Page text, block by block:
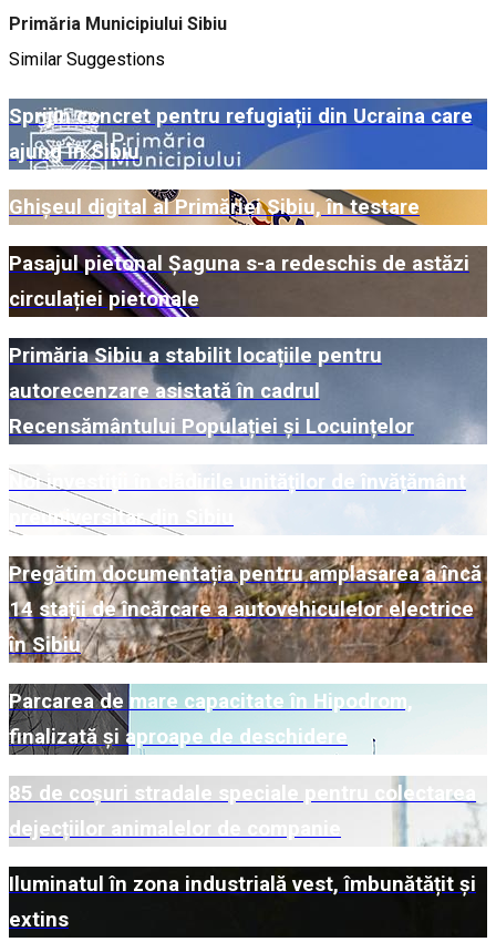
Primăria Municipiului Sibiu
Similar Suggestions
Sprijin concret pentru refugiații din Ucraina care
ajung în Sibiu
Ghișeul digital al Primăriei Sibiu, în testare
Pasajul pietonal Șaguna s-a redeschis de astăzi
circulației pietonale
Primăria Sibiu a stabilit locațiile pentru
autorecenzare asistată în cadrul
Recensământului Populației și Locuințelor
Noi investiții în clădirile unităților de învățământ
preuniversitar din Sibiu
Pregătim documentația pentru amplasarea a încă
14 stații de încărcare a autovehiculelor electrice
în Sibiu
Parcarea de mare capacitate în Hipodrom,
finalizată și aproape de deschidere
85 de coșuri stradale speciale pentru colectarea
dejecțiilor animalelor de companie
Iluminatul în zona industrială vest, îmbunătățit și
extins